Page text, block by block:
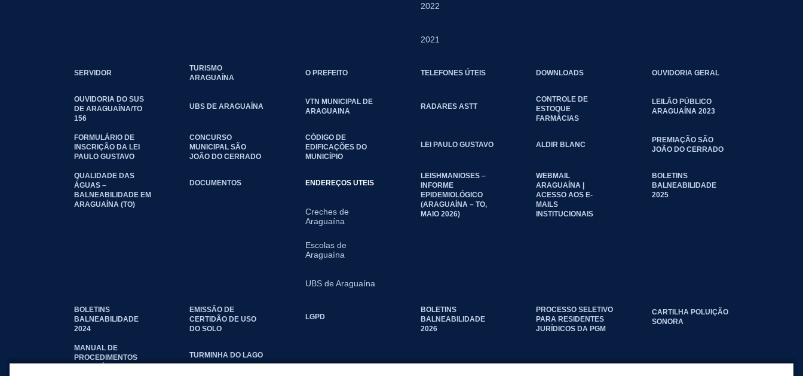
2022
2021
SERVIDOR
TURISMO
ARAGUAÍNA
O PREFEITO TELEFONES ÚTEIS DOWNLOADS OUVIDORIA GERAL
OUVIDORIA DO SUS
DE ARAGUAÍNA/TO
156
UBS DE ARAGUAÍNA
VTN MUNICIPAL DE
ARAGUAINA
RADARES ASTT
CONTROLE DE
ESTOQUE
FARMÁCIAS
LEILÃO PÚBLICO
ARAGUAÍNA 2023
FORMULÁRIO DE
INSCRIÇÃO DA LEI
PAULO GUSTAVO
CONCURSO
MUNICIPAL SÃO
JOÃO DO CERRADO
CÓDIGO DE
EDIFICAÇÕES DO
MUNICÍPIO
LEI PAULO GUSTAVO ALDIR BLANC
PREMIAÇÃO SÃO
JOÃO DO CERRADO
QUALIDADE DAS
ÁGUAS –
BALNEABILIDADE EM
ARAGUAÍNA (TO)
DOCUMENTOS ENDEREÇOS UTEIS
Creches de
Araguaína
Escolas de
Araguaína
UBS de Araguaína
LEISHMANIOSES –
INFORME
EPIDEMIOLÓGICO
(ARAGUAÍNA – TO,
MAIO 2026)
WEBMAIL
ARAGUAÍNA |
ACESSO AOS E-
MAILS
INSTITUCIONAIS
BOLETINS
BALNEABILIDADE
2025
BOLETINS
BALNEABILIDADE
2024
EMISSÃO DE
CERTIDÃO DE USO
DO SOLO
LGPD
BOLETINS
BALNEABILIDADE
2026
PROCESSO SELETIVO
PARA RESIDENTES
JURÍDICOS DA PGM
CARTILHA POLUIÇÃO
SONORA
MANUAL DE
PROCEDIMENTOS
TURMINHA DO LAGO